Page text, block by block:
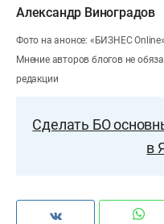
Александр Виноградов
Фото на анонсе: «БИЗНЕС Online»
Мнение авторов блогов не
редакции
Сделать БО
в